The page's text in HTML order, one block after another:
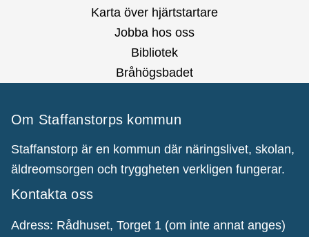
Karta över hjärtstartare
Jobba hos oss
Bibliotek
Bråhögsbadet
Om Staffanstorps kommun
Staffanstorp är en kommun där näringslivet, skolan,
äldreomsorgen och tryggheten verkligen fungerar.
Kontakta oss
Adress: Rådhuset, Torget 1 (om inte annat anges)